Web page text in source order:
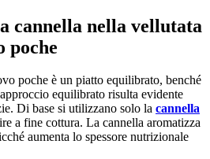
cannella nella vellutata
poche
poche è un piatto equilibrato, benché
equilibrato risulta evidente
Di base si utilizzano solo la cannella
a fine cottura. La cannella aromatizza
aumenta lo spessore nutrizionale